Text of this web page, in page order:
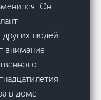
Он
людей
внимание
в доме